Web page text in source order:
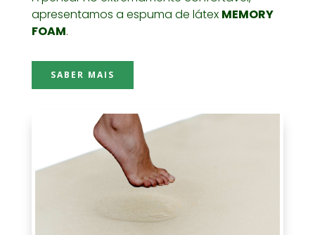
apresentamos a espuma de látex MEMORY
FOAM.
SABER MAIS